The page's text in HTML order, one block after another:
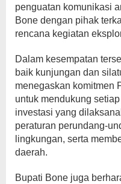
penguatan komunikasi
Bone dengan pihak
rencana kegiatan
Dalam kesempatan
baik kunjungan dan
menegaskan komitmen
untuk mendukung
investasi yang
peraturan perundang-
lingkungan, serta
daerah.
Bupati Bone juga